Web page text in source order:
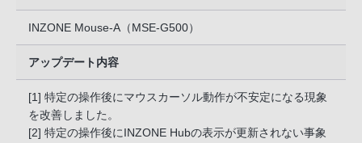
INZONE Mouse-A（MSE-G500）
アップデート内容
[1] 特定の操作後にマウスカーソル動作が不安定になる現象
を改善しました。
[2] 特定の操作後にINZONE Hubの表示が更新されない事象